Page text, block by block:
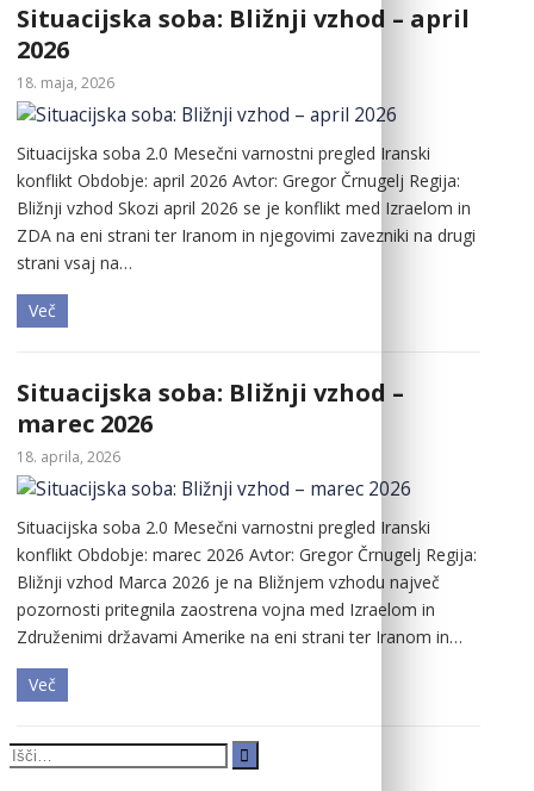
Situacijska soba: Bližnji vzhod – april
2026
18. maja, 2026
Situacijska soba 2.0 Mesečni varnostni pregled Iranski
konflikt Obdobje: april 2026 Avtor: Gregor Črnugelj Regija:
Bližnji vzhod Skozi april 2026 se je konflikt med Izraelom in
ZDA na eni strani ter Iranom in njegovimi zavezniki na drugi
strani vsaj na…
Več
Situacijska soba: Bližnji vzhod –
marec 2026
18. aprila, 2026
Situacijska soba 2.0 Mesečni varnostni pregled Iranski
konflikt Obdobje: marec 2026 Avtor: Gregor Črnugelj Regija:
Bližnji vzhod Marca 2026 je na Bližnjem vzhodu največ
pozornosti pritegnila zaostrena vojna med Izraelom in
Združenimi državami Amerike na eni strani ter Iranom in…
Več
Search